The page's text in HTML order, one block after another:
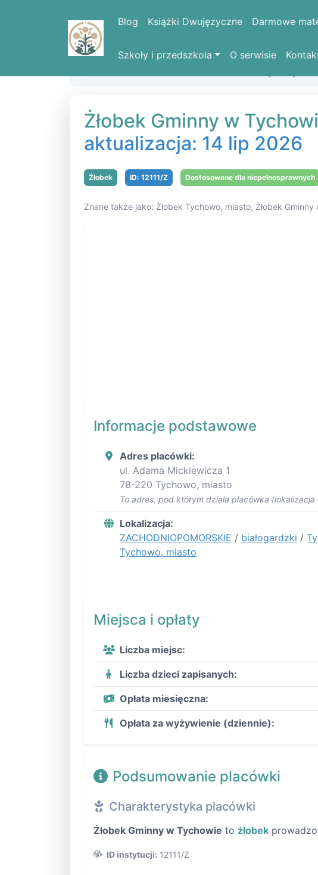
Blog Książki Dwujęzyczne Darmowe
Szkoły i przedszkola O serwisie
Żłobek Gminny w
aktualizacja: 14 lip 2026
Żłobek ID: 12111/Z Dostosowane dla niepełnosprawnych
Znane także jako: Żłobek Tychowo, miasto, Żłobek
Informacje podstawowe
Adres placówki:
ul. Adama Mickiewicza 1
78-220 Tychowo, miasto
To adres, pod którym działa placówka (lokalizacja
Lokalizacja:
ZACHODNIOPOMORSKIE / białogardzki /
Tychowo, miasto
Miejsca i opłaty
Liczba miejsc:
Liczba dzieci zapisanych:
Opłata miesięczna:
Opłata za wyżywienie (dziennie):
Podsumowanie placówki
Charakterystyka placówki
Żłobek Gminny w Tychowie to żłobek
ID instytucji: 12111/Z